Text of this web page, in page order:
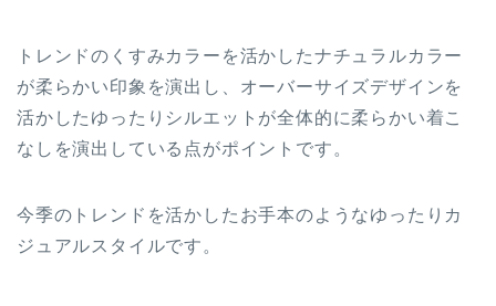
トレンドのくすみカラーを活かしたナチュラルカラー
が柔らかい印象を演出し、オーバーサイズデザインを
活かしたゆったりシルエットが全体的に柔らかい着こ
なしを演出している点がポイントです。
今季のトレンドを活かしたお手本のようなゆったりカ
ジュアルスタイルです。